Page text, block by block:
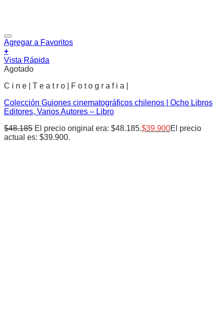
Agregar a Favoritos
+
Vista Rápida
Agotado
C i n e | T e a t r o | F o t o g r a f i a |
Colección Guiones cinematográficos chilenos | Ocho Libros
Editores, Varios Autores – Libro
$48.185 El precio original era: $48.185.$39.900El precio
actual es: $39.900.